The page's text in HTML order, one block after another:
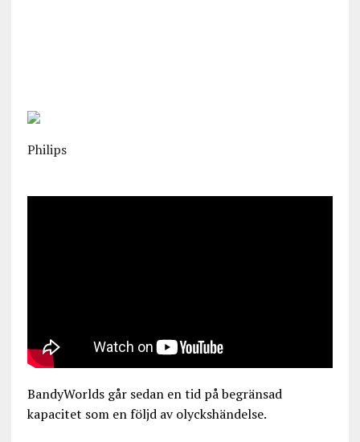
Philips
BandyWorlds går sedan en tid på begränsad
kapacitet som en följd av olyckshändelse.